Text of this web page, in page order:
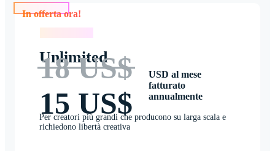
Unlimited
18 US$
15 US$
USD al mese
fatturato
annualmente
Per creatori più grandi che producono su larga scala e
richiedono libertà creativa